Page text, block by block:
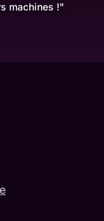
machines !"